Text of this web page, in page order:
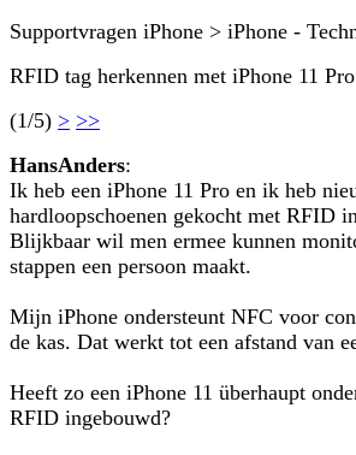
Supportvragen iPhone > iPhone -
RFID tag herkennen met iPhone 11
(1/5) > >>
HansAnders:
Ik heb een iPhone 11 Pro en ik heb
hardloopschoenen gekocht met RFID
Blijkbaar wil men ermee kunnen
stappen een persoon maakt.
Mijn iPhone ondersteunt NFC voor
de kas. Dat werkt tot een afstand van
Heeft zo een iPhone 11 überhaupt
RFID ingebouwd?